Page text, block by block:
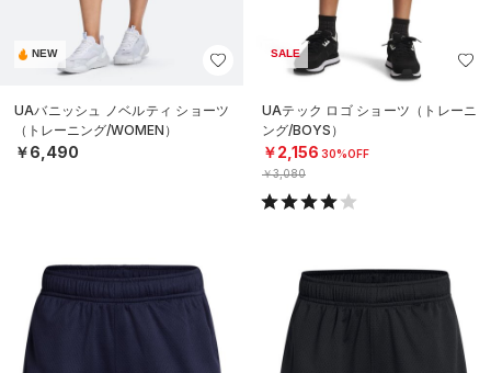
NEW
UAバニッシュ ノベルティ ショーツ
（トレーニング/WOMEN）
￥6,490
SALE
UAテック ロゴ ショーツ（トレーニ
ング/BOYS）
￥2,156 30%OFF
￥3,080